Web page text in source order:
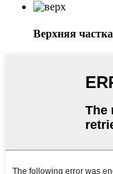
Верхняя частка